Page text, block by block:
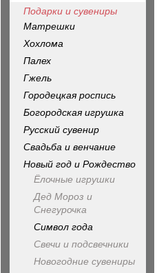
Подарки и сувениры
Матрешки
Хохлома
Палех
Гжель
Городецкая роспись
Богородская игрушка
Русский сувенир
Свадьба и венчание
Новый год и Рождество
Ёлочные игрушки
Дед Мороз и
Снегурочка
Символ года
Свечи и подсвечники
Новогодние сувениры